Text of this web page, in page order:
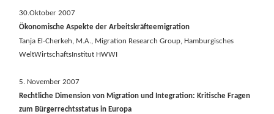
30.Oktober 2007
Ökonomische Aspekte der Arbeitskräfteemigration
Tanja El-Cherkeh, M.A., Migration Research Group, Hamburgisches
WeltWirtschaftsInstitut HWWI
5. November 2007
Rechtliche Dimension von Migration und Integration: Kritische Fragen
zum Bürgerrechtsstatus in Europa